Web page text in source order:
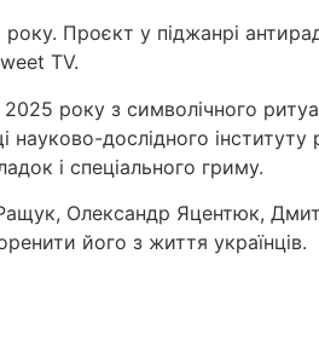
Проєкт у піджанрі
TV.
року з символічного
науково-дослідного
і спеціального гриму.
, Олександр Яцентюк,
його з життя українців.